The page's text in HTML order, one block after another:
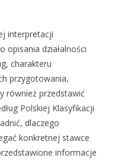
interpretacji
opisania działalności
charakteru
przygotowania,
również przedstawić
Polskiej Klasyfikacji
dlaczego
konkretnej stawce
informacje